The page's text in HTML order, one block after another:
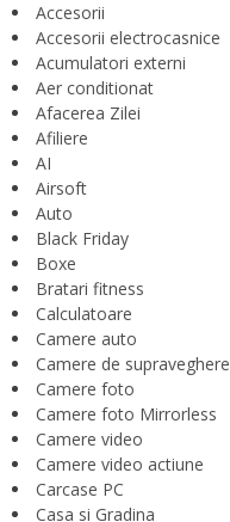
Accesorii
Accesorii electrocasnice
Acumulatori externi
Aer conditionat
Afacerea Zilei
Afiliere
AI
Airsoft
Auto
Black Friday
Boxe
Bratari fitness
Calculatoare
Camere auto
Camere de supraveghere
Camere foto
Camere foto Mirrorless
Camere video
Camere video actiune
Carcase PC
Casa si Gradina